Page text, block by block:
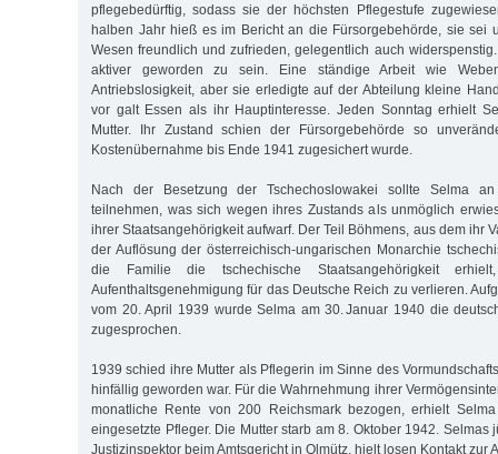
pflegebedürftig, sodass sie der höchsten Pflegestufe
halben Jahr hieß es im Bericht an die Fürsorgebehörde, sie sei
Wesen freundlich und zufrieden, gelegentlich auch
aktiver geworden zu sein. Eine ständige Arbeit wie
Antriebslosigkeit, aber sie erledigte auf der Abteilung kleine
vor galt Essen als ihr Hauptinteresse. Jeden Sonntag erhielt
Mutter. Ihr Zustand schien der Fürsorgebehörde so
Kostenübernahme bis Ende 1941 zugesichert wurde.
Nach der Besetzung der Tschechoslowakei sollte Selma
teilnehmen, was sich wegen ihres Zustands als unmöglich
ihrer Staatsangehörigkeit aufwarf. Der Teil Böhmens, aus dem ihr
der Auflösung der österreichisch-ungarischen Monarchie
die Familie die tschechische Staatsangehörigkeit
Aufenthaltsgenehmigung für das Deutsche Reich zu verlieren.
vom 20. April 1939 wurde Selma am 30. Januar 1940 die
zugesprochen.
1939 schied ihre Mutter als Pflegerin im Sinne des
hinfällig geworden war. Für die Wahrnehmung ihrer
monatliche Rente von 200 Reichsmark bezogen, erhielt
eingesetzte Pfleger. Die Mutter starb am 8. Oktober 1942. Selmas
Justizinspektor beim Amtsgericht in Olmütz, hielt losen Kontakt zur